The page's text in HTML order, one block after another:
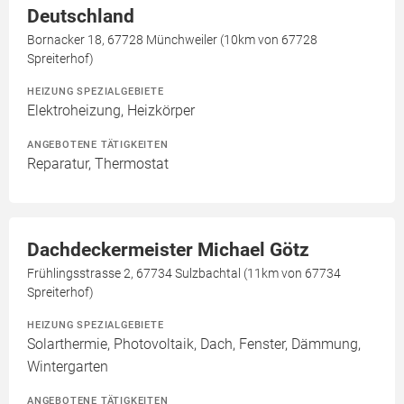
Deutschland
Bornacker 18, 67728 Münchweiler (10km von 67728
Spreiterhof)
HEIZUNG SPEZIALGEBIETE
Elektroheizung, Heizkörper
ANGEBOTENE TÄTIGKEITEN
Reparatur, Thermostat
Dachdeckermeister Michael Götz
Frühlingsstrasse 2, 67734 Sulzbachtal (11km von 67734
Spreiterhof)
HEIZUNG SPEZIALGEBIETE
Solarthermie, Photovoltaik, Dach, Fenster, Dämmung,
Wintergarten
ANGEBOTENE TÄTIGKEITEN